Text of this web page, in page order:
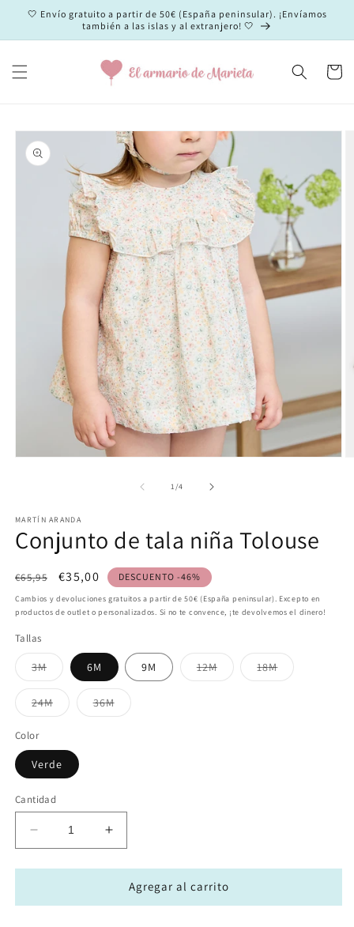
directamente
🤍 Envío gratuito a partir de 50€ (España peninsular). ¡Envíamos
también a las islas y al extranjero! 🤍
Carrito
directamente
a la
información
del producto
una
ventana
modal
1/de
4
MARTÍN ARANDA
Conjunto de tala niña Tolouse
Precio
habitual
€65,95
Precio
de
oferta
€35,00 DESCUENTO -46%
Cambios y devoluciones gratuitos a partir de 50€ (España peninsular). Excepto en
productos de outlet o personalizados. Si no te convence, ¡te devolvemos el dinero!
Tallas
3MVariante
agotada
o
no
disponible
6M 9M 12MVariante
agotada
18MVariante
agotada
24MVariante
agotada
36MVariante
agotada
Color
Verde
Cantidad
Reducir
cantidad
para
de
Aumentar
cantidad
para
Conjunto
de
Agregar al carrito